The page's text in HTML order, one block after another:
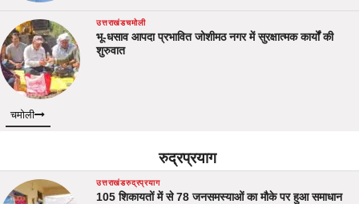
उत्तराखंडचमोली
भू-धसाव आपदा प्रभावित जोशीमठ नगर में सुरक्षात्मक कार्यों की
शुरुवात
चमोली
रुद्रप्रयाग
उत्तराखंडरुद्रप्रयाग
105 शिकायतों में से 78 जनसमस्याओं का मौके पर हुआ समाधान